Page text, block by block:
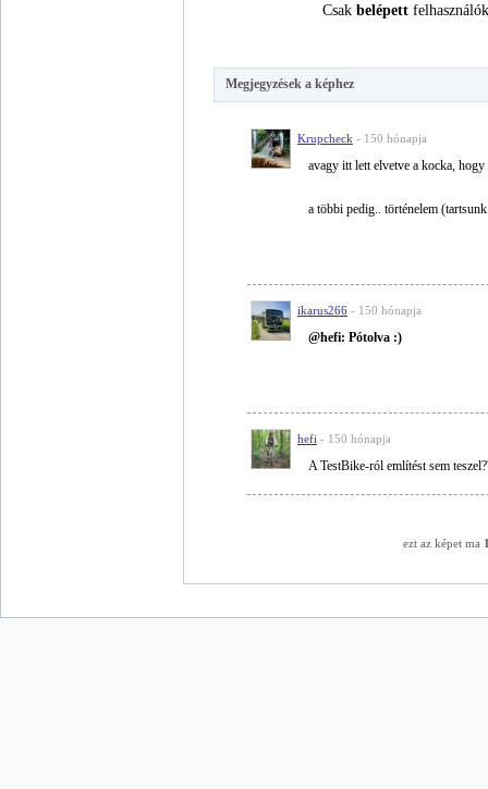
Csakbelépett
Megjegyzések a képhez
Krupcheck - 150 hónapja
avagy itt lett elvetve a kocka,
a többi pedig.. történelem
ikarus266 - 150 hónapja
@hefi: Pótolva :)
hefi - 150 hónapja
A TestBike-ról említést sem
ezt az képet ma